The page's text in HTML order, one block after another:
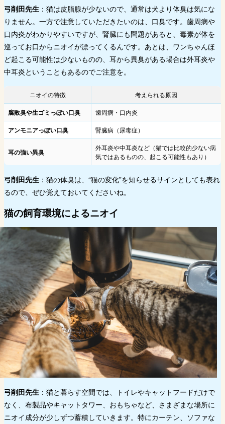
弓削田先生 ：猫は皮脂腺が少ないので、通常は犬より体臭は気にな
りません。一方で注意していただきたいのは、口臭です。歯周病や
口内炎がわかりやすいですが、腎臓にも問題があると、毒素が体を
巡ってお口からニオイが漂ってくるんです。あとは、ワンちゃんほ
ど起こる可能性は少ないものの、耳から異臭がある場合は外耳炎や
中耳炎ということもあるのでご注意を。
ニオイの特徴 考えられる原因
腐敗臭や生ゴミっぽい口臭 歯周病・口内炎
アンモニアっぽい口臭 腎臓病（尿毒症）
耳の強い異臭
外耳炎や中耳炎など（猫では比較的少ない病
気ではあるものの、起こる可能性もあり）
弓削田先生 ：猫の体臭は、“猫の変化”を知らせるサインとしても表れ
るので、ぜひ覚えておいてくださいね。
猫の飼育環境によるニオイ
弓削田先生 ：猫と暮らす空間では、トイレやキャットフードだけで
なく、布製品やキャットタワー、おもちゃなど、さまざまな場所に
ニオイ成分が少しずつ蓄積していきます。特にカーテン、ソファな